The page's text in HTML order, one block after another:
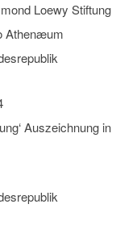
Loewy Stiftung
Athenæum
Auszeichnung in